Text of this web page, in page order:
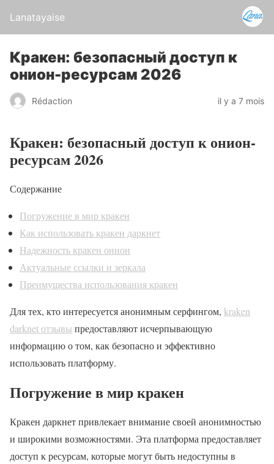
Lanatayaise
Кракен: безопасный доступ к
онион-ресурсам 2026
Rédaction il y a 7 mois
Кракен: безопасный доступ к онион-
ресурсам 2026
Содержание
Погружение в мир кракен
Как использовать кракен даркнет
Надежность кракен онион
Актуальные ссылки и зеркала
Преимущества использования кракен
Для тех, кто интересуется анонимным серфингом, kraken
darknet отзывы предоставляют исчерпывающую
информацию о том, как безопасно и эффективно
использовать платформу.
Погружение в мир кракен
Кракен даркнет привлекает внимание своей анонимностью
и широкими возможностями. Эта платформа предоставляет
доступ к ресурсам, которые могут быть недоступны в